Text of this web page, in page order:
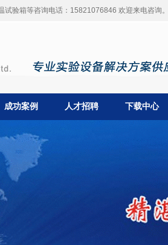
验箱等咨询电话：15821076846 欢迎来电咨询。
成功案例 人才招聘 下载中心